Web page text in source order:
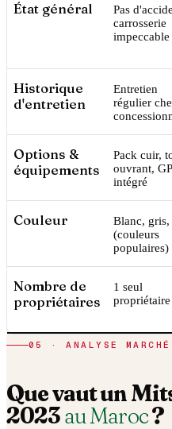
État général
Pas
carrosserie
impeccable
Historique
d'entretien
Entretien
régulier
Options &
équipements
Pack cuir,
ouvrant,
intégré
Couleur
Blanc,
(couleurs
populaires)
Nombre de
propriétaires
1 seul
propriétaire
05 · ANALYSE MARCHÉ
Que vaut un
2023au Maroc?